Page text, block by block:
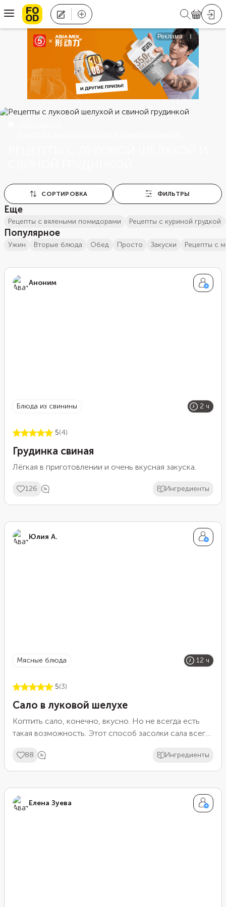
СОРТИРОВКА ФИЛЬТРЫ
Еще
рецепты с вялеными помидорами рецепты с куриной грудкой
Популярное
ужин вторые блюда обед просто закуски Рецепты с
Аноним
блюда из свинины 2 ч
5(4)
Грудинка свиная
Лёгкая в приготовлении и очень вкусная закуска.
126 Ингредиенты
Юлия А.
мясные блюда 12 ч
5(3)
Сало в луковой шелухе
Коптить сало, конечно, вкусно. Но не всегда есть
такая возможность. Этот способ засолки сала всегда
88 Ингредиенты
Елена Зуева